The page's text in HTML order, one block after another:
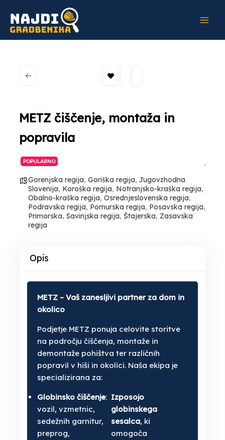
content
METZ čiščenje, montaža in
popravila
POPULARNO
Gorenjska regija, Goriška regija, Jugovzhodna
Slovenija, Koroška regija, Notranjsko-kraška regija,
Obalno-kraška regija, Osrednjeslovenska regija,
Podravska regija, Pomurska regija, Posavska regija,
Primorska, Savinjska regija, Štajerska, Zasavska
regija
Opis
METZ – Vaš zanesljivi partner za dom in
okolico
Podjetje METZ ponuja celovite storitve
na področju čiščenja, montaže in
demontaže pohištva ter različnih
popravil v hiši in okolici. Naša ekipa je
specializirana za:
Globinsko čiščenje:
vozil, vzmetnic,
sedežnih garnitur,
preprog,
Izposojo
globinskega
sesalca, ki
omogoča